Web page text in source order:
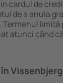
cardul de
de a anula
Termenul
atunci când